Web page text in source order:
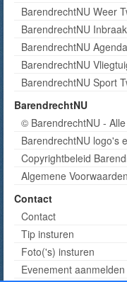
BarendrechtNU Weer
BarendrechtNU
BarendrechtNU
BarendrechtNU
BarendrechtNU Sport
BarendrechtNU
© BarendrechtNU -
BarendrechtNU logo's
Copyrightbeleid
Algemene
Contact
Contact
Tip insturen
Foto('s) insturen
Evenement aanmelden